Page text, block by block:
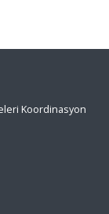
Koordinasyon